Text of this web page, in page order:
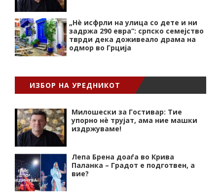
„Нѐ исфрли на улица со дете и ни
задржа 290 евра“: српско семејство
тврди дека доживеало драма на
одмор во Грција
ИЗБОР НА УРЕДНИКОТ
Милошески за Гостивар: Тие
упорно нѐ трујат, ама ние машки
издржуваме!
Лепа Брена доаѓа во Крива
Паланка – Градот е подготвен, а
вие?